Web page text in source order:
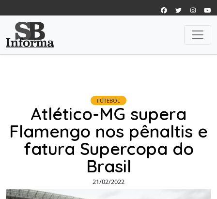
FUTEBOL
Atlético-MG supera
Flamengo nos pênaltis e
fatura Supercopa do
Brasil
21/02/2022